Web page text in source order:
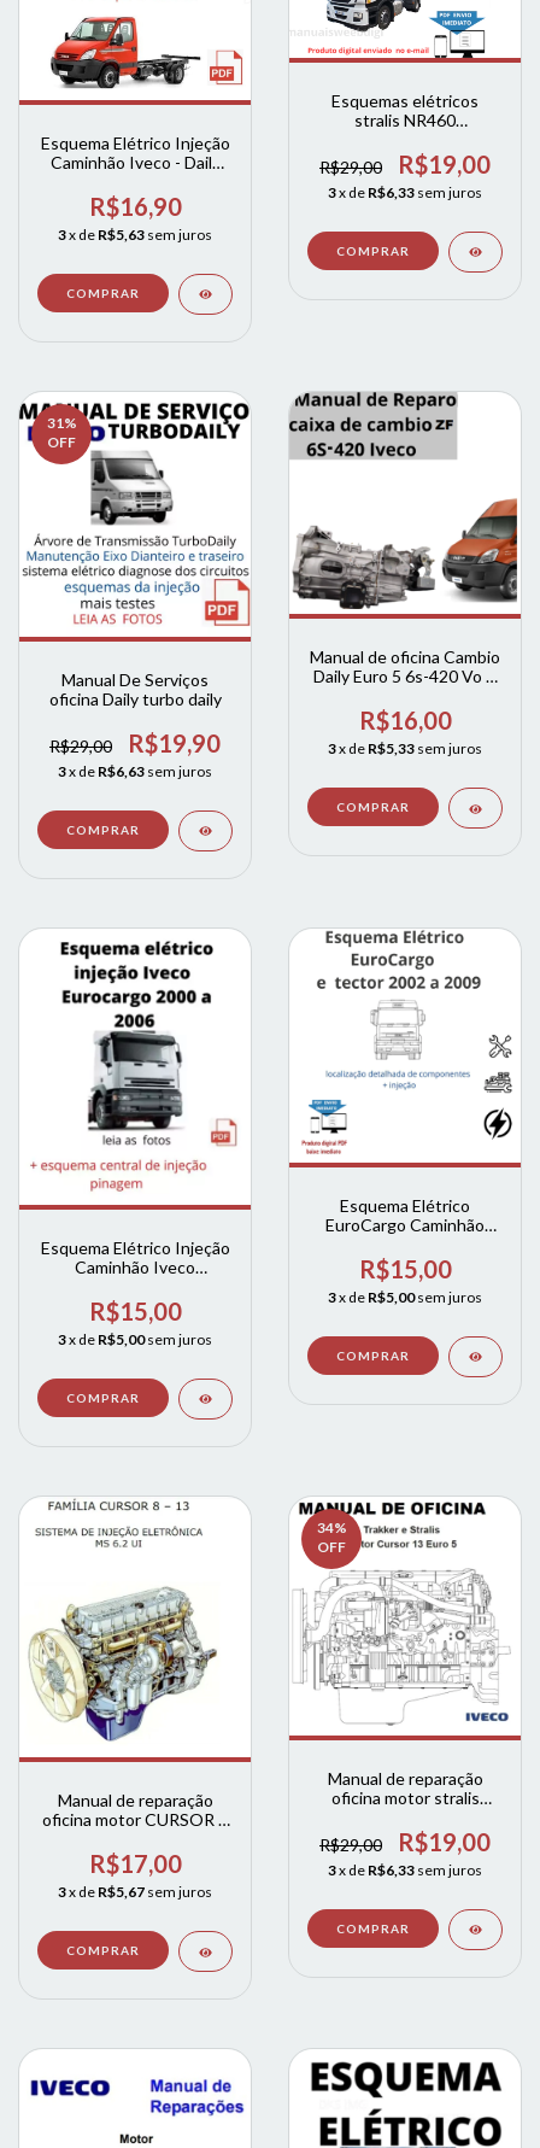
Esquema Elétrico Injeção
Caminhão Iveco - Daily
R$16,90
3x de R$5,63 sem juros
Esquemas elétricos
stralis NR460
R$29,00
R$19,00
3x de R$6,33 sem juros
31 %
OFF
Manual De Serviços
oficina Daily turbo daily
R$29,00 R$19,90
3x de R$6,63 sem juros
Manual de oficina Cambio
Daily Euro 5 6s-420 Vo +
R$16,00
3x de R$5,33 sem juros
Esquema Elétrico Injeção
Caminhão Iveco
R$15,00
3x de R$5,00 sem juros
Esquema Elétrico
EuroCargo Caminhão
R$15,00
3x de R$5,00 sem juros
Manual de reparação
oficina motor CURSOR 8
R$17,00
3x de R$5,67 sem juros
34%
OFF
Manual de reparação
oficina motor stralis
5
R$29,00 R$19,00
3x de R$6,33 sem juros